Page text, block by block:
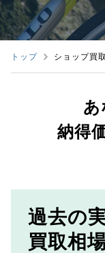
トップ ショップ買
あ
納得
過去の
買取相